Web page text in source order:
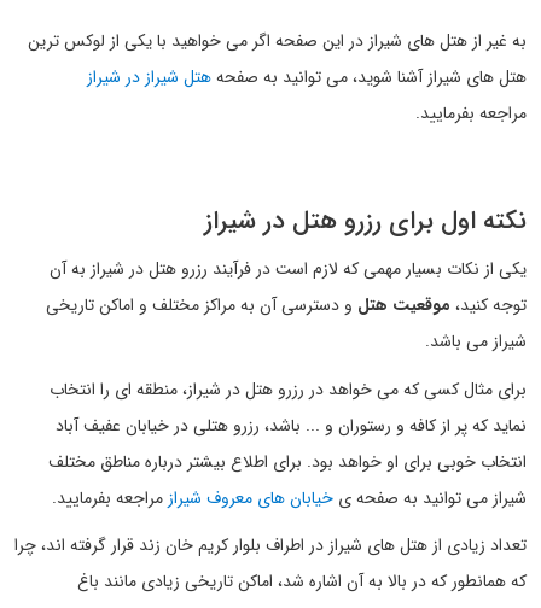
به غیر از هتل های شیراز در این صفحه اگر می خواهید با یکی از لوکس ترین
هتل های شیراز آشنا شوید، می توانید به صفحههتل شیراز در شیراز
مراجعه بفرمایید.
نکته اول برای رزرو هتل در شیراز
یکی از نکات بسیار مهمی که لازم است در فرآیند رزرو هتل در شیراز به آن
توجه کنید، موقعیت هتل و دسترسی آن به مراکز مختلف و اماکن تاریخی
شیراز می باشد.
برای مثال کسی که می خواهد در رزرو هتل در شیراز، منطقه ای را انتخاب
نماید که پر از کافه و رستوران و ... باشد، رزرو هتلی در خیابان عفیف آباد
انتخاب خوبی برای او خواهد بود. برای اطلاع بیشتر درباره مناطق مختلف
شیراز می توانید به صفحه ی خیابان های معروف شیراز مراجعه بفرمایید.
تعداد زیادی از هتل های شیراز در اطراف بلوار کریم خان زند قرار گرفته اند، چرا
که همانطور که در بالا به آن اشاره شد، اماکن تاریخی زیادی مانند باغ